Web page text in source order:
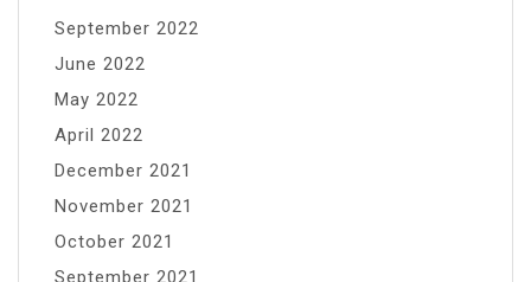
September 2022
June 2022
May 2022
April 2022
December 2021
November 2021
October 2021
September 2021